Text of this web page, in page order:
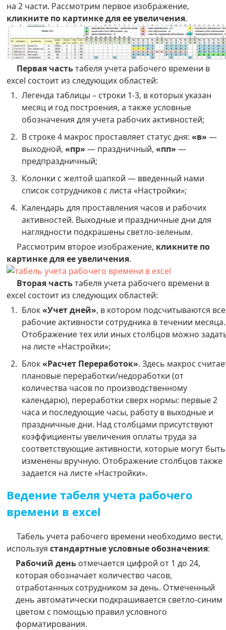
на 2 части. Рассмотрим первое изображение,
кликните по картинке для ее увеличения.
Первая частьтабеля учета рабочего времени в
excel состоит из следующих областей:
Легенда таблицы – строки 1-3, в которых указан
месяц и год построения, а также условные
обозначения для учета рабочих активностей;
В строке 4 макрос проставляет статус дня:«в» —
выходной,«пр» — праздничный,«пп» —
предпраздничный;
Колонки c желтой шапкой — введенный нами
список сотрудников с листа «Настройки»;
Календарь для проставления часов и рабочих
активностей. Выходные и праздничные дни для
наглядности подкрашены светло-зеленым.
Рассмотрим второе изображение, кликните по
картинке для ее увеличения.
Вторая частьтабеля учета рабочего времени в
excel состоит из следующих областей:
Блок«Учет дней», в котором подсчитываются все
рабочие активности сотрудника в течении месяца.
Отображение тех или иных столбцов можно
на листе «Настройки»;
Блок«Расчет Переработок». Здесь макрос
плановые переработки/недоработки (от
количества часов по производственному
календарю), переработки сверх нормы: первые 2
часа и последующие часы, работу в выходные и
праздничные дни. Над столбцами присутствуют
коэффициенты увеличения оплаты труда за
соответствующие активности, которые могут быть
изменены вручную. Отображение столбцов также
задается на листе «Настройки».
Ведение табеля учета рабочего
времени в excel
Табель учета рабочего времени необходимо вести,
используястандартные условные обозначения:
Рабочий день отмечается цифрой от 1 до 24,
которая обозначает количество часов,
отработанных сотрудником за день. Отмеченный
день автоматически подкрашивается светло-синим
цветом с помощью правил условного
форматирования.